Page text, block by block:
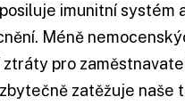
posiluje imunitní systém
Méně
pro
zatěžuje naše